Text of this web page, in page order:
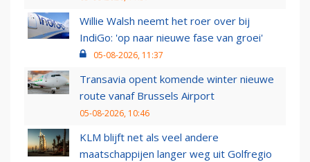
Willie Walsh neemt het roer over bij
IndiGo: 'op naar nieuwe fase van groei'
05-08-2026, 11:37
Transavia opent komende winter nieuwe
route vanaf Brussels Airport
05-08-2026, 10:46
KLM blijft net als veel andere
maatschappijen langer weg uit Golfregio